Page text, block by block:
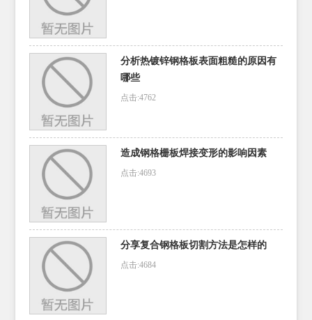
分析热镀锌钢格板表面粗糙的原因有
哪些
点击:4762
造成钢格栅板焊接变形的影响因素
点击:4693
分享复合钢格板切割方法是怎样的
点击:4684